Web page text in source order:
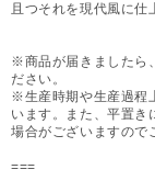
且つそれを現代風に仕
※商品が届きましたら
ださい。
※生産時期や生産過程
います。また、平置き
場合がございますので
===